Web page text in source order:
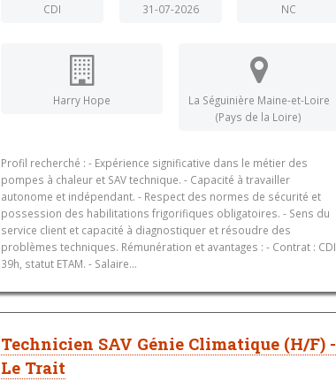
CDI 31-07-2026 NC
Harry Hope
La Séguinière Maine-et-Loire
(Pays de la Loire)
Profil recherché : - Expérience significative dans le métier des
pompes à chaleur et SAV technique. - Capacité à travailler
autonome et indépendant. - Respect des normes de sécurité et
possession des habilitations frigorifiques obligatoires. - Sens du
service client et capacité à diagnostiquer et résoudre des
problèmes techniques. Rémunération et avantages : - Contrat : CDI,
39h, statut ETAM. - Salaire...
Technicien SAV Génie Climatique (H/F) -
Le Trait